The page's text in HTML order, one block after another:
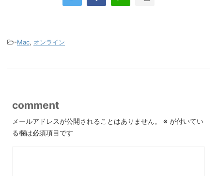
-Mac, オンライン
comment
メールアドレスが公開されることはありません。 ※ が付いてい
る欄は必須項目です